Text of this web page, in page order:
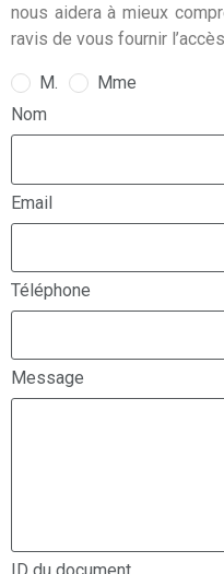
nous aidera à mieux
ravis de vous fournir
M.
Mme
Nom
Email
Téléphone
Message